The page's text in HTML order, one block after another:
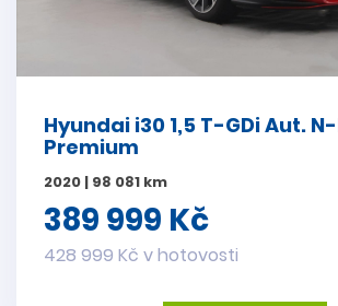
Hyundai i30 1,5 T-GDi Aut.
Premium
2020 | 98 081 km
389 999 Kč
428 999 Kč v hotovosti